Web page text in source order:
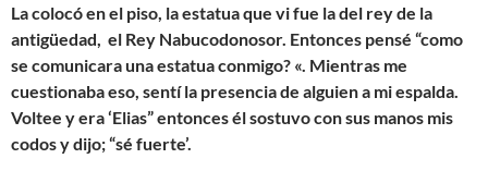
La colocó en el piso, la estatua que vi fue la del rey de la
antigüedad, el Rey Nabucodonosor. Entonces pensé “como
se comunicara una estatua conmigo? «. Mientras me
cuestionaba eso, sentí la presencia de alguien a mi espalda.
Voltee y era ‘Elias” entonces él sostuvo con sus manos mis
codos y dijo; “sé fuerte’.